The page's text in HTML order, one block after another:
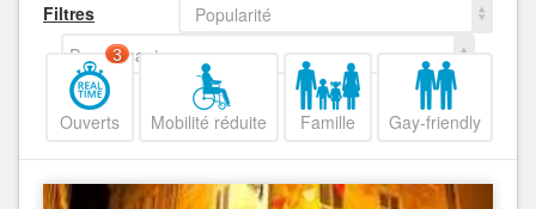
Filtres
Popularité
Decroissant
Ouverts
3
Mobilité réduite Famille Gay-friendly